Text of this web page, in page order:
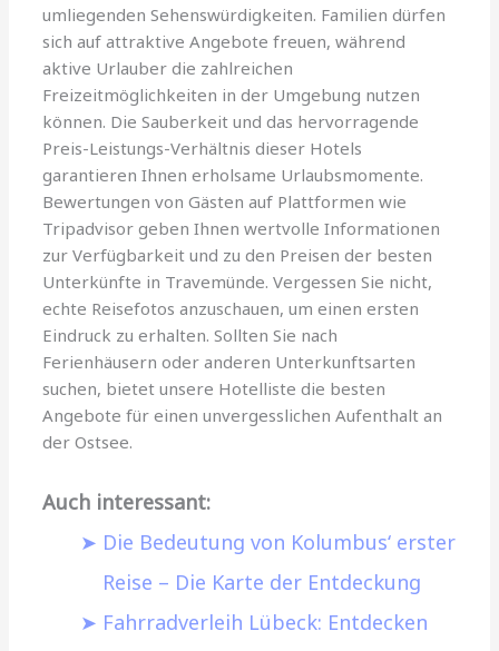
umliegenden Sehenswürdigkeiten. Familien dürfen
sich auf attraktive Angebote freuen, während
aktive Urlauber die zahlreichen
Freizeitmöglichkeiten in der Umgebung nutzen
können. Die Sauberkeit und das hervorragende
Preis-Leistungs-Verhältnis dieser Hotels
garantieren Ihnen erholsame Urlaubsmomente.
Bewertungen von Gästen auf Plattformen wie
Tripadvisor geben Ihnen wertvolle Informationen
zur Verfügbarkeit und zu den Preisen der besten
Unterkünfte in Travemünde. Vergessen Sie nicht,
echte Reisefotos anzuschauen, um einen ersten
Eindruck zu erhalten. Sollten Sie nach
Ferienhäusern oder anderen Unterkunftsarten
suchen, bietet unsere Hotelliste die besten
Angebote für einen unvergesslichen Aufenthalt an
der Ostsee.
Auch interessant:
Die Bedeutung von Kolumbus‘ erster
Reise – Die Karte der Entdeckung
Fahrradverleih Lübeck: Entdecken